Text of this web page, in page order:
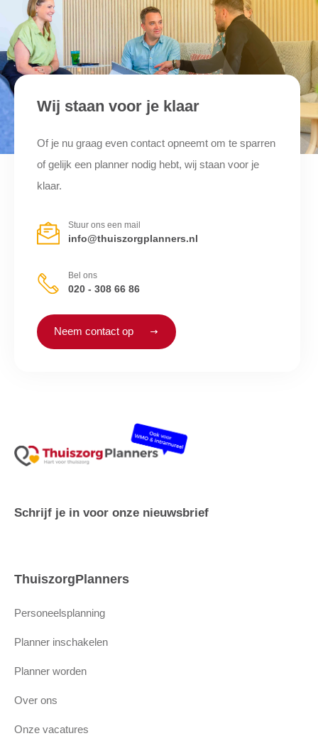
Wij staan voor je klaar
Of je nu graag even contact opneemt om te sparren
of gelijk een planner nodig hebt, wij staan voor je
klaar.
Stuur ons een mail
info@thuiszorgplanners.nl
Bel ons
020 - 308 66 86
Neem contact op
Schrijf je in voor onze nieuwsbrief
ThuiszorgPlanners
Personeelsplanning
Planner inschakelen
Planner worden
Over ons
Onze vacatures